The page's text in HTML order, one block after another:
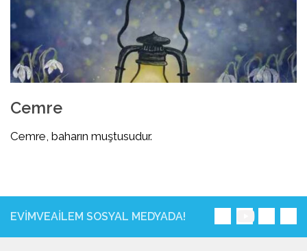
Cemre
Cemre, baharın muştusudur.
EVIMVEAILEM SOSYAL MEDYADA!